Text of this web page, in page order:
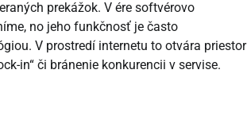
prekážok. V ére softvérovo
no jeho funkčnosť je často
V prostredí internetu to otvára priestor
in“ či bránenie konkurencii v servise.